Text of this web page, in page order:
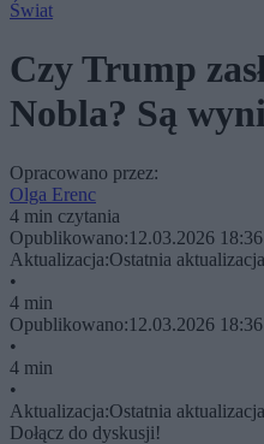
Świat
Czy Trump
Nobla? Są
Opracowano przez:
Olga Erenc
4 min czytania
Opublikowano:12.03.2026 18:36
Aktualizacja:Ostatnia
•
4 min
Opublikowano:12.03.2026 18:36
•
4 min
•
Aktualizacja:Ostatnia
Dołącz do dyskusji!